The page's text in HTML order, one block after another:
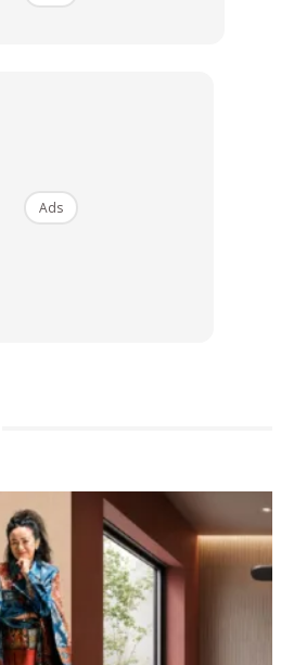
Untuk Outdoor
sudah diformulasikan
bahagian luar sehingga lebih kuat
dinding dari perubahan
Ads